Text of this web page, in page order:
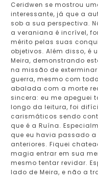
Ceridwen se mostrou
interessante, já que a
sob a sua perspectiva.
a veraniana é incrível,
mérito pelas suas
objetivos. Além disso, é
Meira, demonstrando
na missão de
guerra, mesmo com
abalada com a morte
sincera: eu me apeguei
longo da leitura, foi
carismáticos sendo
que é a Ruína.
que eu havia passado
anteriores. Fiquei
magia entrar em sua
mesmo tentar revidar.
lado de Meira, e não a